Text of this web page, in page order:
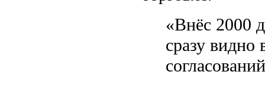
«Внёс 2000
сразу видно